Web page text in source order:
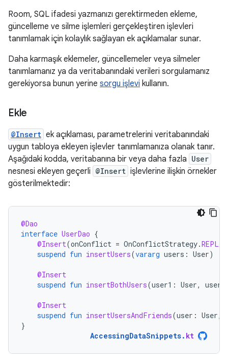
Room, SQL ifadesi yazmanızı gerektirmeden ekleme,
güncelleme ve silme işlemleri gerçekleştiren işlevleri
tanımlamak için kolaylık sağlayan ek açıklamalar sunar.
Daha karmaşık eklemeler, güncellemeler veya silmeler
tanımlamanız ya da veritabanındaki verileri sorgulamanız
gerekiyorsa bunun yerine sorgu işlevi kullanın.
Ekle
@Insert ek açıklaması, parametrelerini veritabanındaki
uygun tabloya ekleyen işlevler tanımlamanıza olanak tanır.
Aşağıdaki kodda, veritabanına bir veya daha fazla User
nesnesi ekleyen geçerli @Insert işlevlerine ilişkin örnekler
gösterilmektedir:
@Dao
interface UserDao {
@Insert(onConflict = OnConflictStrategy.
suspend fun insertUsers(vararg users : User)
@Insert
suspend fun insertBothUsers(user1 : User, user2
@Insert
suspend fun insertUsersAndFriends(user : User,
}
AccessingDataSnippets. kt